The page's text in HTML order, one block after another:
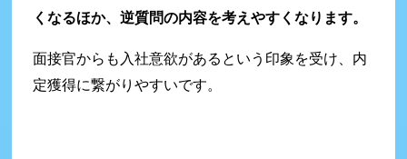
くなるほか、逆質問の内容を考えやすくなります。
面接官からも入社意欲があるという印象を受け、内
定獲得に繋がりやすいです。